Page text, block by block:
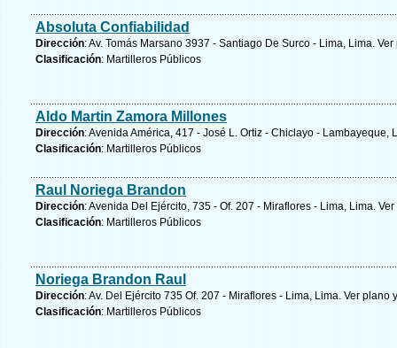
Absoluta Confiabilidad
Dirección: Av. Tomás Marsano 3937 - Santiago De Surco - Lima, Lima. Ver
Clasificación: Martilleros Públicos
Aldo Martin Zamora Millones
Dirección: Avenida América, 417 - José L. Ortiz - Chiclayo - Lambayeque,
Clasificación: Martilleros Públicos
Raul Noriega Brandon
Dirección: Avenida Del Ejército, 735 - Of. 207 - Miraflores - Lima, Lima.
Clasificación: Martilleros Públicos
Noriega Brandon Raul
Dirección: Av. Del Ejército 735 Of. 207 - Miraflores - Lima, Lima. Ver plano y
Clasificación: Martilleros Públicos